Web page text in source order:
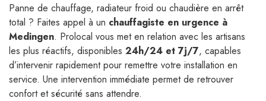
Panne de chauffage, radiateur froid ou chaudière en arrêt
total ? Faites appel à un chauffagiste en urgence à
Medingen. Prolocal vous met en relation avec les artisans
les plus réactifs, disponibles 24h/24 et 7j/7, capables
d’intervenir rapidement pour remettre votre installation en
service. Une intervention immédiate permet de retrouver
confort et sécurité sans attendre.